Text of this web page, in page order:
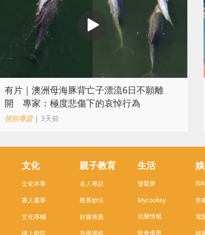
有片｜澳洲母海豚背亡子漂流6日不願離
開 專家：極度悲傷下的哀悼行為
視頻專題| 3天前
文化
文化本事
書人書事
文化專欄
樓上戲院
親子教育
名人專訪
教養妙法
好書推薦
升學導航
生活
發緊夢
Mycookey
玩樂情報
飲食優惠
即
煲
電
娛